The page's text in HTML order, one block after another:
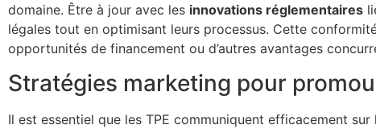
domaine. Être à jour avec les innovations réglementaires
légales tout en optimisant leurs processus. Cette
opportunités de financement ou d’autres avantages
Stratégies marketing pour
Il est essentiel que les TPE communiquent efficacement